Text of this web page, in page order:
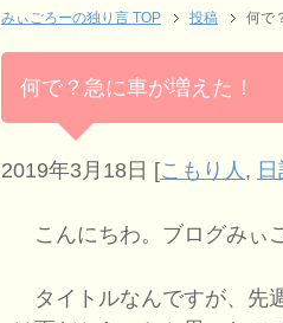
みぃごろーの独り言 TOP 投稿 何で
何で？急に車が増えた！
2019年3月18日 [こもり人 ,
こんにちわ。ブログみぃ
タイトルなんですが、先